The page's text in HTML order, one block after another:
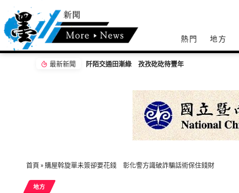
熱門 地方
最新新聞 阡陌交通田漸綠 孜孜矻矻待豐年
首頁 » 購屋斡旋單未簽卻要花錢 彰化警方識破詐騙話術保住錢財
地方